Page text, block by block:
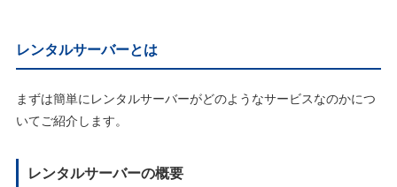
レンタルサーバーとは
まずは簡単にレンタルサーバーがどのようなサービスなのかにつ
いてご紹介します。
レンタルサーバーの概要